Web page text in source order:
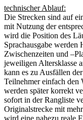
technischer Ablauf:
Die Strecken sind auf
mit Nutzung der
wird die Position des
Sprachausgabe werden
Zwischenzeiten und
jeweiligen Altersklasse
kann es zu Ausfällen
Teilnehmer einfach den
werden später korrekt
sofort in der Rangliste
Originalstrecke mit
wird eine nahezu reale